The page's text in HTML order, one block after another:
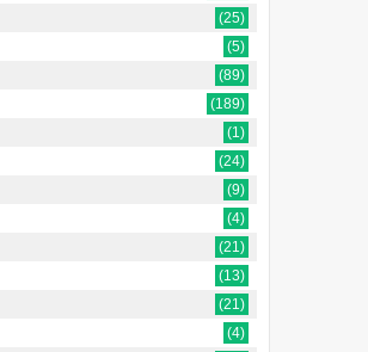
(25)
(5)
(89)
(189)
(1)
(24)
(9)
(4)
(21)
(13)
(21)
(4)